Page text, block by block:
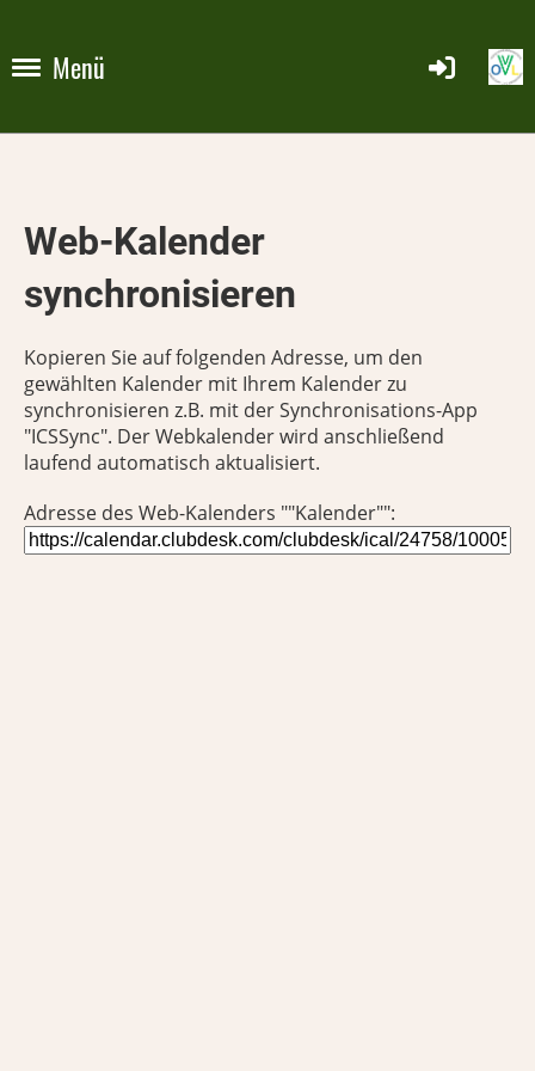
Menü
Web-Kalender
synchronisieren
Kopieren Sie auf folgenden Adresse, um den
gewählten Kalender mit Ihrem Kalender zu
synchronisieren z.B. mit der Synchronisations-App
"ICSSync". Der Webkalender wird anschließend
laufend automatisch aktualisiert.
Adresse des Web-Kalenders ""Kalender"":